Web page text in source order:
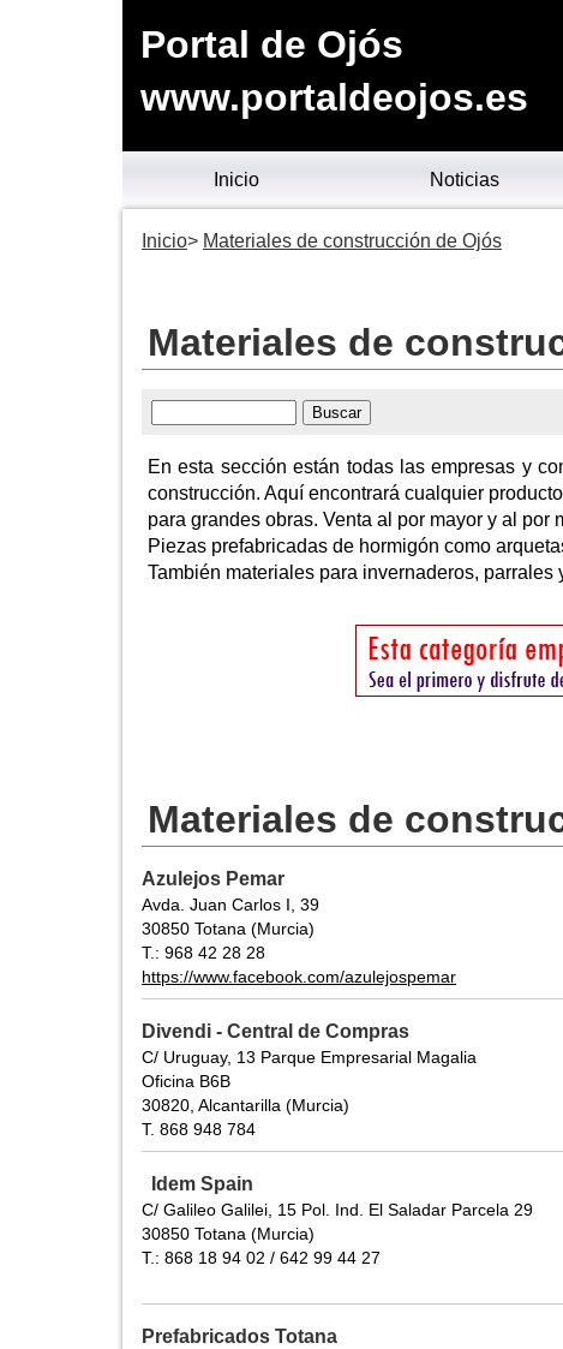
Portal de Ojós
www.portaldeojos.es
Inicio Noticias
Inicio Materiales de construcción de Ojós
Materiales de
En esta sección están todas las empresas y
construcción. Aquí encontrará cualquier
para grandes obras. Venta al por mayor y al por
Piezas prefabricadas de hormigón como
También materiales para invernaderos,
Materiales de
Azulejos Pemar
Avda. Juan Carlos I, 39
30850 Totana (Murcia)
T.: 968 42 28 28
https://www.facebook.com/azulejospemar
Divendi - Central de Compras
C/ Uruguay, 13 Parque Empresarial Magalia
Oficina B6B
30820, Alcantarilla (Murcia)
T. 868 948 784
Idem Spain
C/ Galileo Galilei, 15 Pol. Ind. El Saladar Parcela 29
30850 Totana (Murcia)
T.: 868 18 94 02 / 642 99 44 27
Prefabricados Totana